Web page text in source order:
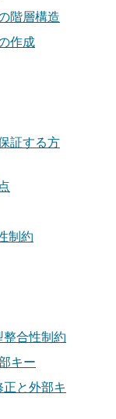
階層構造
作成
証する方
制約
整合性制約
キー
と外部キ